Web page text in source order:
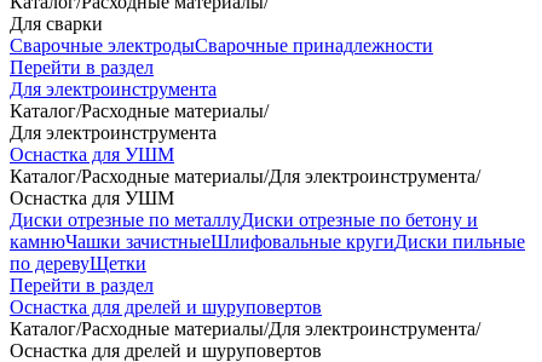
Для сварки
Сварочные электродыСварочные принадлежности
Перейти в раздел
Для электроинструмента
Каталог/Расходные материалы/
Для электроинструмента
Оснастка для УШМ
Каталог/Расходные материалы/Для электроинструмента/
Оснастка для УШМ
Диски отрезные по металлуДиски отрезные по бетону и
камнюЧашки зачистныеШлифовальные кругиДиски пильные
по деревуЩетки
Перейти в раздел
Оснастка для дрелей и шуруповертов
Каталог/Расходные материалы/Для электроинструмента/
Оснастка для дрелей и шуруповертов